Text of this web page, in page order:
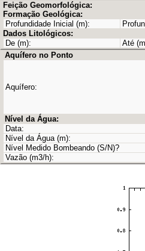
Feição Geomorfológica:
Formação Geológica:
Profundidade Inicial (m):
Dados Litológicos:
De (m):
Até
Aquífero no Ponto
Aquífero:
Nível da Água:
Data:
Nível da Água (m):
Nível Medido Bombeando (S/N)?
Vazão (m3/h):